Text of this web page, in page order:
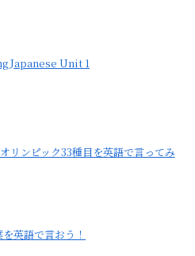
Japanese Unit 1
リンピック33種目を英語で言ってみ
英語で言おう！